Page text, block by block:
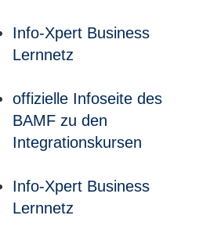
Info-Xpert Business
Lernnetz
offizielle Infoseite des
BAMF zu den
Integrationskursen
Info-Xpert Business
Lernnetz